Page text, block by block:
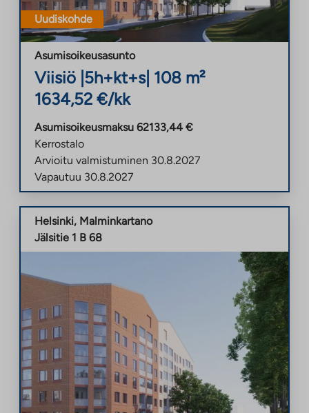
Uudiskohde
Asumisoikeusasunto
Viisiö 5h+kt+s| 108 m²
1634,52 €/kk
Asumisoikeusmaksu 62133,44 €
Kerrostalo
Arvioitu valmistuminen 30.8.2027
Vapautuu 30.8.2027
Helsinki, Malminkartano
Jälsitie 1 B 68